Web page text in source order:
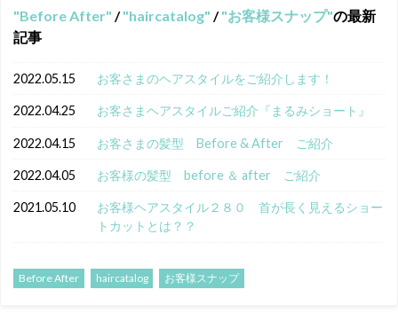
Before After / haircatalog / お客様スナップ の最新
記事
2022.05.15 お客さまのヘアスタイルをご紹介します！
2022.04.25 お客さまヘアスタイルご紹介『まるみショート』
2022.04.15 お客さまの髪型 Before & After ご紹介
2022.04.05 お客様の髪型 before ＆ after ご紹介
2021.05.10
お客様ヘアスタイル２８０ 首が長く見えるショー
トカットとは？？
Before After haircatalog お客様スナップ